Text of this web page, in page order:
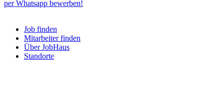
per Whatsapp bewerben!
Job finden
Mitarbeiter finden
Über JobHaus
Standorte